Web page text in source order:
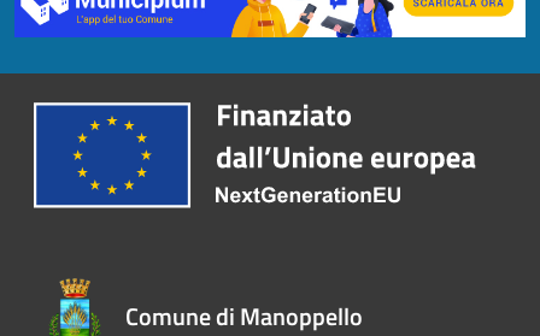
Comune di Manoppello